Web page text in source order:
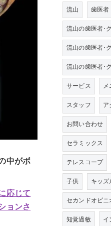
中がボ
応じて
ョンさ
流山 歯医者
流山の歯医者･
流山の歯医者･
流山の歯医者･
サービス
スタッフ
お問い合わせ
セラミックス
テレスコープ
子供
キッ
セカンドオピニ
知覚過敏
イ